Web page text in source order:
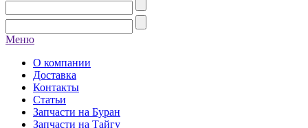
Меню
О компании
Доставка
Контакты
Статьи
Запчасти на Буран
Запчасти на Тайгу